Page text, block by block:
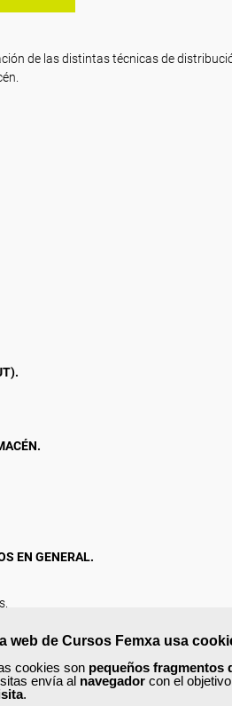
web de Cursos Femxa usa
cookies son pequeños fragmentos
envía al navegador con el
.
de las distintas técnicas de
EN GENERAL.